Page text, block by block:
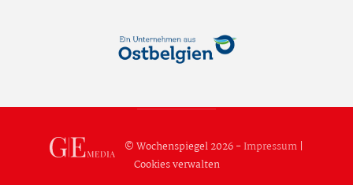
© Wochenspiegel 2026 -Impressum|
Cookies verwalten